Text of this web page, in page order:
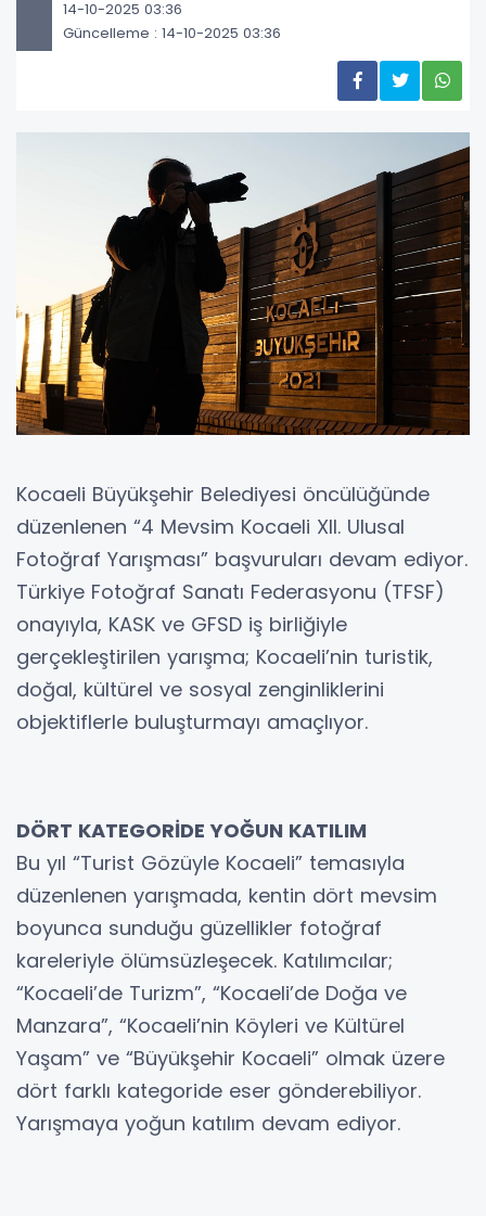
14-10-2025 03:36
Güncelleme : 14-10-2025 03:36
Kocaeli Büyükşehir Belediyesi öncülüğünde
düzenlenen “4 Mevsim Kocaeli XII. Ulusal
Fotoğraf Yarışması” başvuruları devam ediyor.
Türkiye Fotoğraf Sanatı Federasyonu (TFSF)
onayıyla, KASK ve GFSD iş birliğiyle
gerçekleştirilen yarışma; Kocaeli’nin turistik,
doğal, kültürel ve sosyal zenginliklerini
objektiflerle buluşturmayı amaçlıyor.
DÖRT KATEGORİDE YOĞUN KATILIM
Bu yıl “Turist Gözüyle Kocaeli” temasıyla
düzenlenen yarışmada, kentin dört mevsim
boyunca sunduğu güzellikler fotoğraf
kareleriyle ölümsüzleşecek. Katılımcılar;
“Kocaeli’de Turizm”, “Kocaeli’de Doğa ve
Manzara”, “Kocaeli’nin Köyleri ve Kültürel
Yaşam” ve “Büyükşehir Kocaeli” olmak üzere
dört farklı kategoride eser gönderebiliyor.
Yarışmaya yoğun katılım devam ediyor.